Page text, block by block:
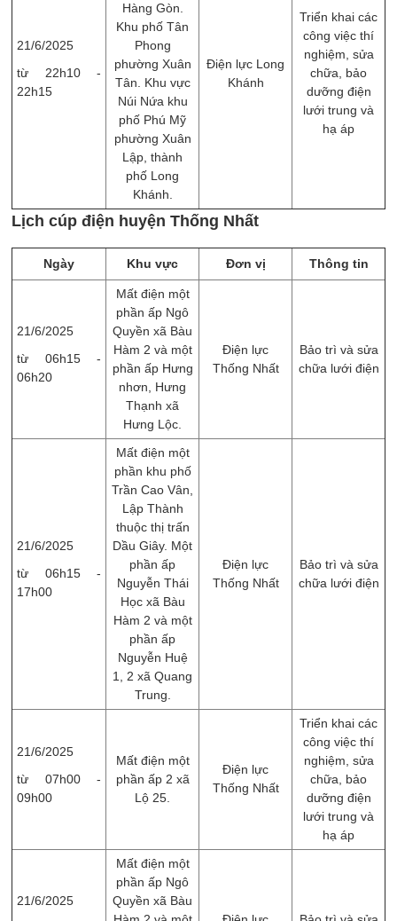
21/6/2025
từ 22h10 -
22h15
Hàng Gòn.
Khu phố Tân
Phong
phường Xuân
Tân. Khu vực
Núi Nứa khu
phố Phú Mỹ
phường Xuân
Lập, thành
phố Long
Khánh.
Điện lực Long
Khánh
Triển khai các
công việc thí
nghiệm, sửa
chữa, ​bảo
dưỡng điện
lưới trung và
hạ áp
Lịch cúp điện huyện Thống Nhất
Ngày Khu vực Đơn vị Thông tin
21/6/2025
từ 06h15 -
06h20
Mất điện một
phần ấp Ngô
Quyền xã Bàu
Hàm 2 và một
phần ấp Hưng
nhơn, Hưng
Thạnh xã
Hưng Lộc.
Điện lực
Thống Nhất
Bảo trì và sửa
chữa lưới điện
21/6/2025
từ 06h15 -
17h00
Mất điện một
phần khu phố
Trần Cao Vân,
Lập Thành
thuộc thị trấn
Dầu Giây. Một
phần ấp
Nguyễn Thái
Học xã Bàu
Hàm 2 và một
phần ấp
Nguyễn Huệ
1, 2 xã Quang
Trung.
Điện lực
Thống Nhất
Bảo trì và sửa
chữa lưới điện
21/6/2025
từ 07h00 -
09h00
Mất điện một
phần ấp 2 xã
Lộ 25.
Điện lực
Thống Nhất
Triển khai các
công việc thí
nghiệm, sửa
chữa, ​bảo
dưỡng điện
lưới trung và
hạ áp
21/6/2025
Mất điện một
phần ấp Ngô
Quyền xã Bàu